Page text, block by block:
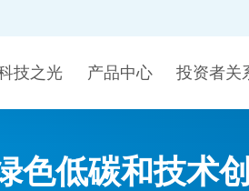
技之光 产品中心 投资者关
色低碳和技术